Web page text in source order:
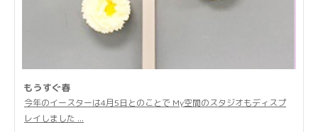
もうすぐ春
今年のイースターは4月5日とのことで My空間のスタジオもディスプ
レイしました ...